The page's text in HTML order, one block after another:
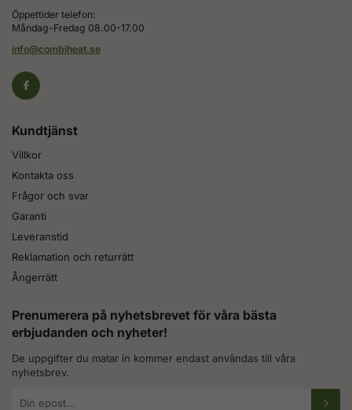
Öppettider telefon:
Måndag-Fredag 08.00-17.00
info@combiheat.se
Kundtjänst
Villkor
Kontakta oss
Frågor och svar
Garanti
Leveranstid
Reklamation och returrätt
Ångerrätt
Prenumerera på nyhetsbrevet för våra bästa
erbjudanden och nyheter!
De uppgifter du matar in kommer endast användas till våra
nyhetsbrev.